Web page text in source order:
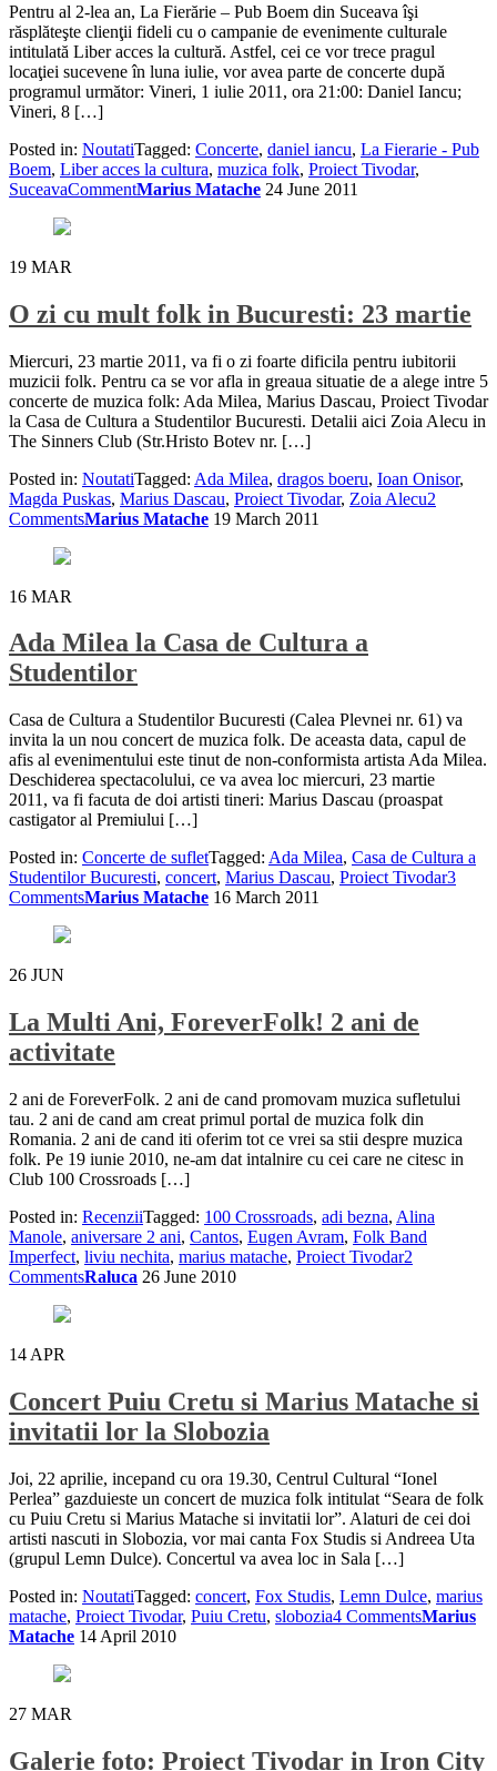
Pentru al 2-lea an, La Fierărie – Pub Boem din Suceava îşi
răsplăteşte clienţii fideli cu o campanie de evenimente culturale
intitulată Liber acces la cultură. Astfel, cei ce vor trece pragul
locaţiei sucevene în luna iulie, vor avea parte de concerte după
programul următor: Vineri, 1 iulie 2011, ora 21:00: Daniel Iancu;
Vineri, 8 […]
Posted in: NoutatiTagged: Concerte, daniel iancu, La Fierarie - Pub
Boem, Liber acces la cultura, muzica folk, Proiect Tivodar,
SuceavaCommentMarius Matache 24 June 2011
19 MAR
O zi cu mult folk in Bucuresti: 23 martie
Miercuri, 23 martie 2011, va fi o zi foarte dificila pentru iubitorii
muzicii folk. Pentru ca se vor afla in greaua situatie de a alege intre 5
concerte de muzica folk: Ada Milea, Marius Dascau, Proiect Tivodar
la Casa de Cultura a Studentilor Bucuresti. Detalii aici Zoia Alecu in
The Sinners Club (Str.Hristo Botev nr. […]
Posted in: NoutatiTagged: Ada Milea, dragos boeru, Ioan Onisor,
Magda Puskas, Marius Dascau, Proiect Tivodar, Zoia Alecu2
CommentsMarius Matache 19 March 2011
16 MAR
Ada Milea la Casa de Cultura a
Studentilor
Casa de Cultura a Studentilor Bucuresti (Calea Plevnei nr. 61) va
invita la un nou concert de muzica folk. De aceasta data, capul de
afis al evenimentului este tinut de non-conformista artista Ada Milea.
Deschiderea spectacolului, ce va avea loc miercuri, 23 martie
2011, va fi facuta de doi artisti tineri: Marius Dascau (proaspat
castigator al Premiului […]
Posted in: Concerte de sufletTagged: Ada Milea, Casa de Cultura a
Studentilor Bucuresti, concert, Marius Dascau, Proiect Tivodar3
CommentsMarius Matache 16 March 2011
26 JUN
La Multi Ani, ForeverFolk! 2 ani de
activitate
2 ani de ForeverFolk. 2 ani de cand promovam muzica sufletului
tau. 2 ani de cand am creat primul portal de muzica folk din
Romania. 2 ani de cand iti oferim tot ce vrei sa stii despre muzica
folk. Pe 19 iunie 2010, ne-am dat intalnire cu cei care ne citesc in
Club 100 Crossroads […]
Posted in: RecenziiTagged: 100 Crossroads, adi bezna, Alina
Manole, aniversare 2 ani, Cantos, Eugen Avram, Folk Band
Imperfect, liviu nechita, marius matache, Proiect Tivodar2
CommentsRaluca 26 June 2010
14 APR
Concert Puiu Cretu si Marius Matache si
invitatii lor la Slobozia
Joi, 22 aprilie, incepand cu ora 19.30, Centrul Cultural “Ionel
Perlea” gazduieste un concert de muzica folk intitulat “Seara de folk
cu Puiu Cretu si Marius Matache si invitatii lor”. Alaturi de cei doi
artisti nascuti in Slobozia, vor mai canta Fox Studis si Andreea Uta
(grupul Lemn Dulce). Concertul va avea loc in Sala […]
Posted in: NoutatiTagged: concert, Fox Studis, Lemn Dulce, marius
matache, Proiect Tivodar, Puiu Cretu, slobozia4 CommentsMarius
Matache 14 April 2010
27 MAR
Galerie foto: Proiect Tivodar in Iron City